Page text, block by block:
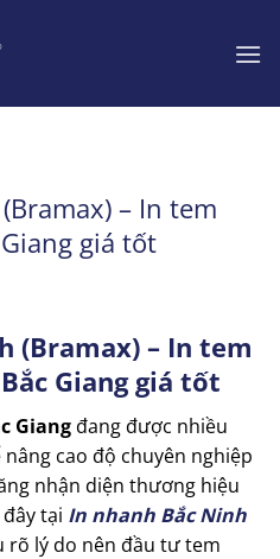
– In tem
giá tốt
(Bramax) – In tem
Giang giá tốt
Giangđang được nhiều
cao độ chuyên nghiệp
nhận diện thương hiệu
tại In nhanh Bắc Ninh
rõ lý do nên đầu tư tem